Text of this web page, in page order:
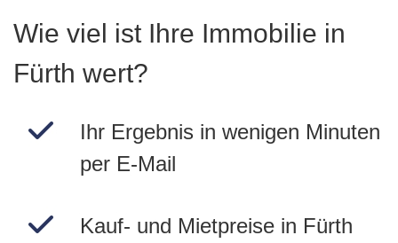
Wie viel ist Ihre Immobilie in
Fürth wert?
Ihr Ergebnis in wenigen Minuten
per E-Mail
Kauf- und Mietpreise in Fürth